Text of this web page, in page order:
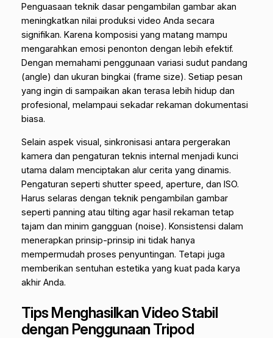
Penguasaan teknik dasar pengambilan gambar akan
meningkatkan nilai produksi video Anda secara
signifikan. Karena komposisi yang matang mampu
mengarahkan emosi penonton dengan lebih efektif.
Dengan memahami penggunaan variasi sudut pandang
(angle) dan ukuran bingkai (frame size). Setiap pesan
yang ingin di sampaikan akan terasa lebih hidup dan
profesional, melampaui sekadar rekaman dokumentasi
biasa.
Selain aspek visual, sinkronisasi antara pergerakan
kamera dan pengaturan teknis internal menjadi kunci
utama dalam menciptakan alur cerita yang dinamis.
Pengaturan seperti shutter speed, aperture, dan ISO.
Harus selaras dengan teknik pengambilan gambar
seperti panning atau tilting agar hasil rekaman tetap
tajam dan minim gangguan (noise). Konsistensi dalam
menerapkan prinsip-prinsip ini tidak hanya
mempermudah proses penyuntingan. Tetapi juga
memberikan sentuhan estetika yang kuat pada karya
akhir Anda.
Tips Menghasilkan Video Stabil
dengan Penggunaan Tripod